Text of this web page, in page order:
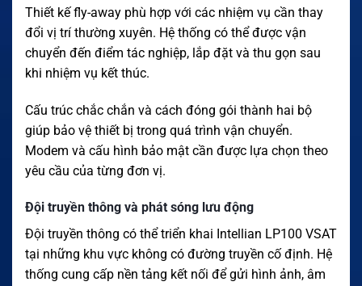
Thiết kế fly-away phù hợp với các nhiệm vụ cần thay
đổi vị trí thường xuyên. Hệ thống có thể được vận
chuyển đến điểm tác nghiệp, lắp đặt và thu gọn sau
khi nhiệm vụ kết thúc.
Cấu trúc chắc chắn và cách đóng gói thành hai bộ
giúp bảo vệ thiết bị trong quá trình vận chuyển.
Modem và cấu hình bảo mật cần được lựa chọn theo
yêu cầu của từng đơn vị.
Đội truyền thông và phát sóng lưu động
Đội truyền thông có thể triển khai Intellian LP100 VSAT
tại những khu vực không có đường truyền cố định. Hệ
thống cung cấp nền tảng kết nối để gửi hình ảnh, âm